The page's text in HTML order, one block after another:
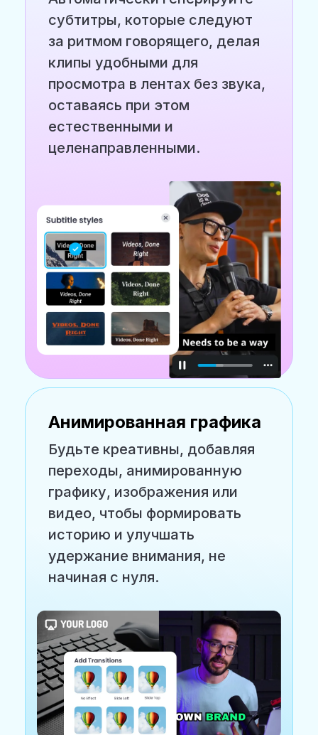
субтитры, которые следуют
за ритмом говорящего, делая
клипы удобными для
просмотра в лентах без звука,
оставаясь при этом
естественными и
целенаправленными.
Анимированная графика
Будьте креативны, добавляя
переходы, анимированную
графику, изображения или
видео, чтобы формировать
историю и улучшать
удержание внимания, не
начиная с нуля.